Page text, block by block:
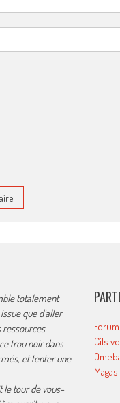
totalement
que d’aller
ressources
trou noir dans
et tenter une
le tour de vous-
Cils